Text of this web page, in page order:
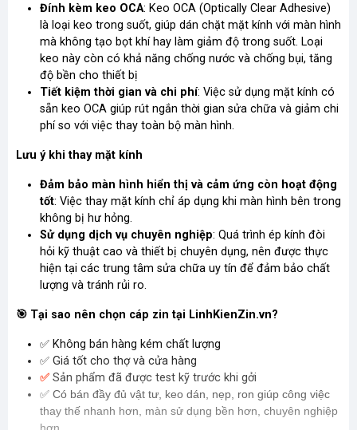
Đính kèm keo OCA: Keo OCA (Optically Clear Adhesive)
là loại keo trong suốt, giúp dán chặt mặt kính với màn hình
mà không tạo bọt khí hay làm giảm độ trong suốt. Loại
keo này còn có khả năng chống nước và chống bụi, tăng
độ bền cho thiết bị
Tiết kiệm thời gian và chi phí: Việc sử dụng mặt kính có
sẵn keo OCA giúp rút ngắn thời gian sửa chữa và giảm chi
phí so với việc thay toàn bộ màn hình.
Lưu ý khi thay mặt kính
Đảm bảo màn hình hiển thị và cảm ứng còn hoạt động
tốt: Việc thay mặt kính chỉ áp dụng khi màn hình bên trong
không bị hư hỏng.
Sử dụng dịch vụ chuyên nghiệp: Quá trình ép kính đòi
hỏi kỹ thuật cao và thiết bị chuyên dụng, nên được thực
hiện tại các trung tâm sửa chữa uy tín để đảm bảo chất
lượng và tránh rủi ro.
🎯 Tại sao nên chọn cáp zin tại LinhKienZin.vn?
✅ Không bán hàng kém chất lượng
✅ Giá tốt cho thợ và cửa hàng
✅ Sản phẩm đã được test kỹ trước khi gởi
✅ Có bán đầy đủ vật tư, keo dán, nẹp, ron giúp công việc
thay thế nhanh hơn, màn sử dụng bền hơn, chuyên nghiệp
hơn.